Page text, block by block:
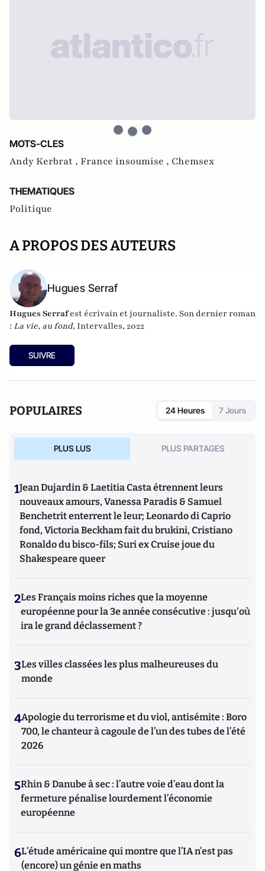
MOTS-CLES
Andy Kerbrat , France insoumise , Chemsex
THEMATIQUES
Politique
A PROPOS DES AUTEURS
Hugues Serraf
Hugues Serrafest écrivain et journaliste. Son dernier roman
: La vie, au fond, Intervalles, 2022
SUIVRE
POPULAIRES 24 Heures 7 Jours
PLUS LUS PLUS PARTAGES
1Jean Dujardin & Laetitia Casta étrennent leurs
nouveaux amours, Vanessa Paradis & Samuel
Benchetrit enterrent le leur; Leonardo di Caprio
fond, Victoria Beckham fait du brukini, Cristiano
Ronaldo du bisco-fils; Suri ex Cruise joue du
Shakespeare queer
2Les Français moins riches que la moyenne
européenne pour la 3e année consécutive : jusqu'où
ira le grand déclassement ?
3Les villes classées les plus malheureuses du
monde
4Apologie du terrorisme et du viol, antisémite : Boro
700, le chanteur à cagoule de l’un des tubes de l’été
2026
5Rhin & Danube à sec : l’autre voie d’eau dont la
fermeture pénalise lourdement l’économie
européenne
6L’étude américaine qui montre que l’IA n’est pas
(encore) un génie en maths